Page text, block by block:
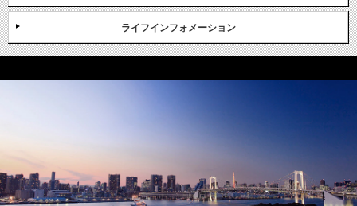
ライフインフォメーション